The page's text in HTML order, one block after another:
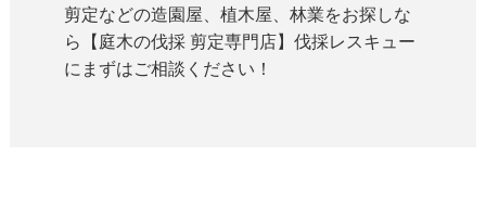
剪定などの造園屋、植木屋、林業をお探しな
ら【庭木の伐採 剪定専門店】伐採レスキュー
にまずはご相談ください！